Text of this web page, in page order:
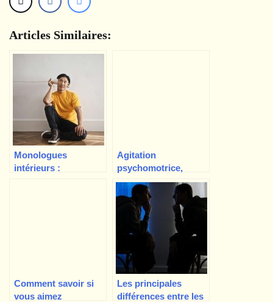
Articles Similaires:
Monologues
intérieurs :
Agitation
psychomotrice,
qu’est-ce que c’est,
causes, diagnostic
Comment savoir si
vous aimez
Les principales
différences entre les